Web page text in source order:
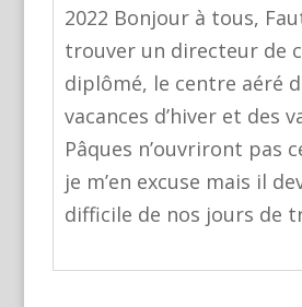
2022 Bonjour à tous,
trouver un directeur de
diplômé, le centre aéré
vacances d’hiver et des
Pâques n’ouvriront pas
je m’en excuse mais il
difficile de nos jours de